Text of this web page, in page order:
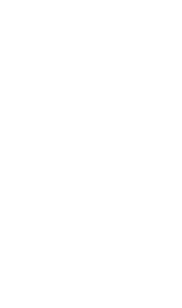
Conheça o
Siga o